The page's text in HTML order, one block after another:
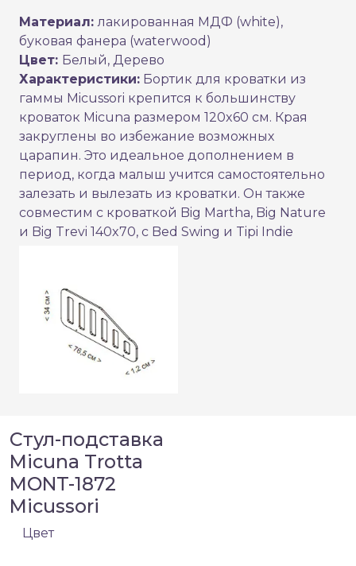
Материал:лакированная МДФ (white),
буковая фанера (waterwood)
Цвет: Белый, Дерево
Характеристики: Бортик для кроватки из
гаммы Micussori крепится к большинству
кроваток Micuna размером 120x60 см. Края
закруглены во избежание возможных
царапин. Это идеальное дополнением в
период, когда малыш учится самостоятельно
залезать и вылезать из кроватки. Он также
совместим с кроваткой Big Martha, Big Nature
и Big Trevi 140x70, с Bed Swing и Tipi Indie
Стул-подставка
Micuna Trotta
MONT-1872
Micussori
Цвет